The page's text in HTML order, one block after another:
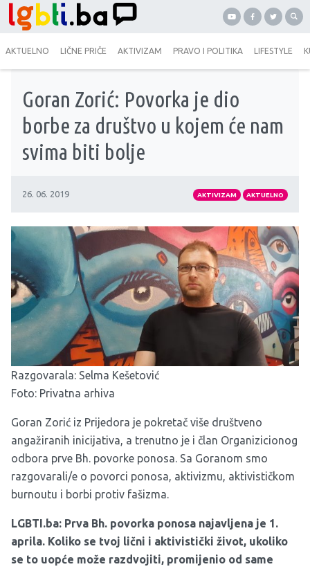
AKTUELNO LIČNE PRIČE AKTIVIZAM PRAVO I POLITIKA LIFESTYLE
Goran Zorić: Povorka je dio
borbe za društvo u kojem će nam
svima biti bolje
26. 06. 2019 AKTIVIZAM AKTUELNO
Razgovarala: Selma Kešetović
Foto: Privatna arhiva
Goran Zorić iz Prijedora je pokretač više društveno
angažiranih inicijativa, a trenutno je i član Organizicionog
odbora prve Bh. povorke ponosa. Sa Goranom smo
razgovarali/e o povorci ponosa, aktivizmu, aktivističkom
burnoutu i borbi protiv fašizma.
LGBTI.ba: Prva Bh. povorka ponosa najavljena je 1.
aprila. Koliko se tvoj lični i aktivistički život, ukoliko
se to uopće može razdvojiti, promijenio od same